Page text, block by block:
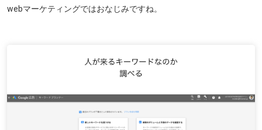
webマーケティングではおなじみですね。